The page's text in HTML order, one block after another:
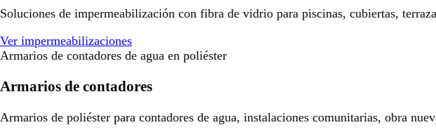
Soluciones de impermeabilización con fibra de vidrio para piscinas, cubiertas,
Ver impermeabilizaciones
Armarios de contadores de agua en poliéster
Armarios de contadores
Armarios de poliéster para contadores de agua, instalaciones comunitarias, obra